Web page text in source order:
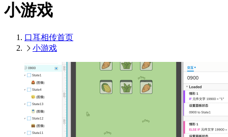
小游戏
口耳相传首页
小游戏